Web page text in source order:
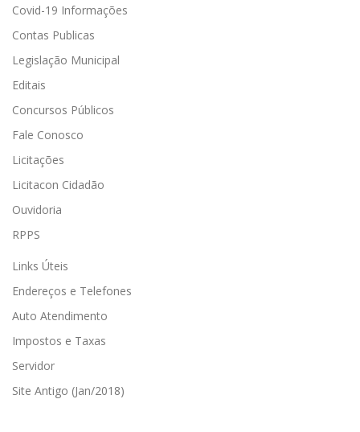
Covid-19 Informações
Contas Publicas
Legislação Municipal
Editais
Concursos Públicos
Fale Conosco
Licitações
Licitacon Cidadão
Ouvidoria
RPPS
Links Úteis
Endereços e Telefones
Auto Atendimento
Impostos e Taxas
Servidor
Site Antigo (Jan/2018)